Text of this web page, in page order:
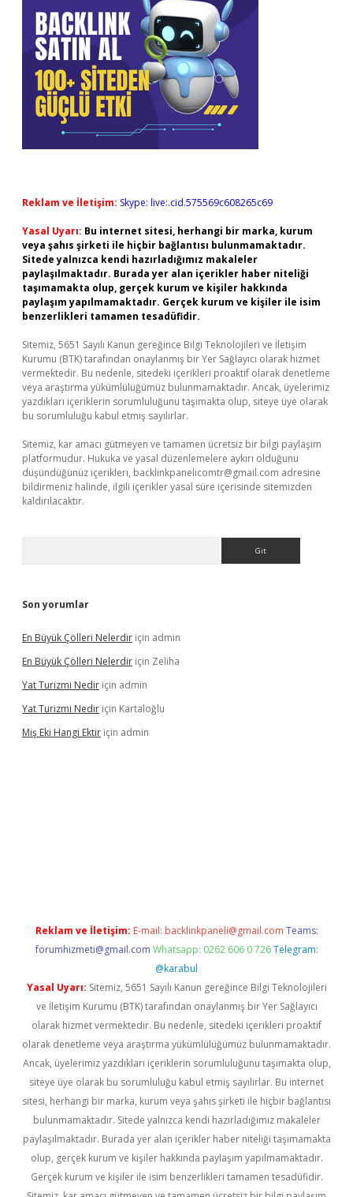
Reklam ve İletişim: Skype: live:.cid.575569c608265c69
Yasal Uyarı: Bu internet sitesi, herhangi bir marka, kurum
veya şahıs şirketi ile hiçbir bağlantısı bulunmamaktadır.
Sitede yalnızca kendi hazırladığımız makaleler
paylaşılmaktadır. Burada yer alan içerikler haber niteliği
taşımamakta olup, gerçek kurum ve kişiler hakkında
paylaşım yapılmamaktadır. Gerçek kurum ve kişiler ile isim
benzerlikleri tamamen tesadüfidir.
Sitemiz, 5651 Sayılı Kanun gereğince Bilgi Teknolojileri ve İletişim
Kurumu (BTK) tarafından onaylanmış bir Yer Sağlayıcı olarak hizmet
vermektedir. Bu nedenle, sitedeki içerikleri proaktif olarak denetleme
veya araştırma yükümlülüğümüz bulunmamaktadır. Ancak, üyelerimiz
yazdıkları içeriklerin sorumluluğunu taşımakta olup, siteye üye olarak
bu sorumluluğu kabul etmiş sayılırlar.
Sitemiz, kar amacı gütmeyen ve tamamen ücretsiz bir bilgi paylaşım
platformudur. Hukuka ve yasal düzenlemelere aykırı olduğunu
düşündüğünüz içerikleri, backlinkpanelicomtr@gmail.com adresine
bildirmeniz halinde, ilgili içerikler yasal süre içerisinde sitemizden
kaldırılacaktır.
Son yorumlar
En Büyük Çölleri Nelerdir için admin
En Büyük Çölleri Nelerdir için Zeliha
Yat Turizmi Nedir için admin
Yat Turizmi Nedir için Kartaloğlu
Miş Eki Hangi Ektir için admin
Reklam ve İletişim: E-mail: backlinkpaneli@gmail.com Teams:
forumhizmeti@gmail.com Whatsapp: 0262 606 0 726 Telegram:
@karabul
Yasal Uyarı: Sitemiz, 5651 Sayılı Kanun gereğince Bilgi Teknolojileri
ve İletişim Kurumu (BTK) tarafından onaylanmış bir Yer Sağlayıcı
olarak hizmet vermektedir. Bu nedenle, sitedeki içerikleri proaktif
olarak denetleme veya araştırma yükümlülüğümüz bulunmamaktadır.
Ancak, üyelerimiz yazdıkları içeriklerin sorumluluğunu taşımakta olup,
siteye üye olarak bu sorumluluğu kabul etmiş sayılırlar. Bu internet
sitesi, herhangi bir marka, kurum veya şahıs şirketi ile hiçbir bağlantısı
bulunmamaktadır. Sitede yalnızca kendi hazırladığımız makaleler
paylaşılmaktadır. Burada yer alan içerikler haber niteliği taşımamakta
olup, gerçek kurum ve kişiler hakkında paylaşım yapılmamaktadır.
Gerçek kurum ve kişiler ile isim benzerlikleri tamamen tesadüfidir.